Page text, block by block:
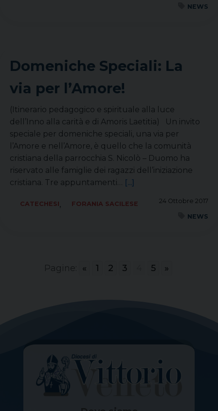
NEWS
Domeniche Speciali: La
via per l’Amore!
(Itinerario pedagogico e spirituale alla luce
dell’Inno alla carità e di Amoris Laetitia) Un invito
speciale per domeniche speciali, una via per
l’Amore e nell’Amore, è quello che la comunità
cristiana della parrocchia S. Nicolò – Duomo ha
riservato alle famiglie dei ragazzi dell’iniziazione
cristiana. Tre appuntamenti… [...]
24 Ottobre 2017
CATECHESI,
FORANIA SACILESE
NEWS
Pagine: « 1 2 3 5 »